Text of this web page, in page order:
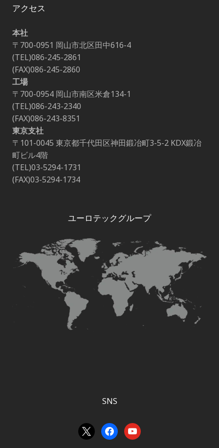
アクセス
本社
〒700-0951 岡山市北区田中616-4
(TEL)086-245-2861
(FAX)086-245-2860
工場
〒700-0954 岡山市南区米倉134-1
(TEL)086-243-2340
(FAX)086-243-8351
東京支社
〒101-0045 東京都千代田区神田鍛冶町3-5-2 KDX鍛冶
町ビル4階
(TEL)03-5294-1731
(FAX)03-5294-1734
ユーロテックグループ
SNS
x facebook
youtube